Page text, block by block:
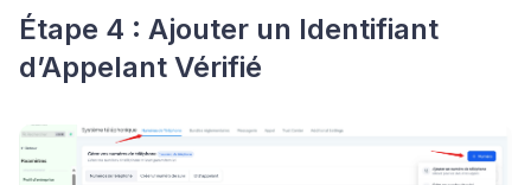
Étape 4 : Ajouter un Identifiant
d’Appelant Vérifié